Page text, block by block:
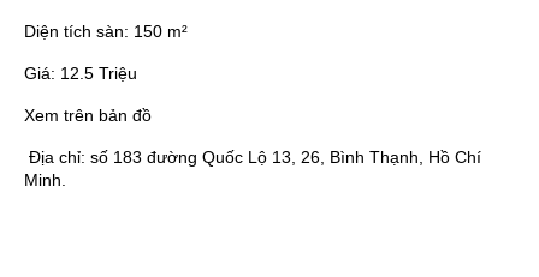
Diện tích sàn: 150 m²
Giá: 12.5 Triệu
Xem trên bản đồ
Địa chỉ: số 183 đường Quốc Lộ 13, 26, Bình Thạnh, Hồ Chí
Minh.